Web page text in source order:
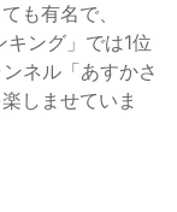
も有名で、
ング」では1位
ネル「あすかさ
しませていま